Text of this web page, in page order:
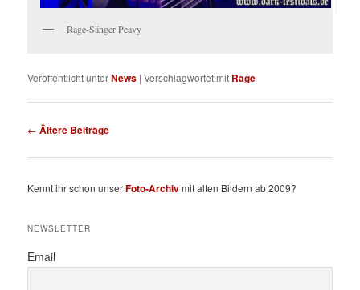
Rage-Sänger Peavy
Veröffentlicht unterNews |Verschlagwortet mit Rage
Beitragsnavigation
← Ältere Beiträge
Kennt ihr schon unserFoto-Archivmit alten Bildern ab 2009?
NEWSLETTER
Email